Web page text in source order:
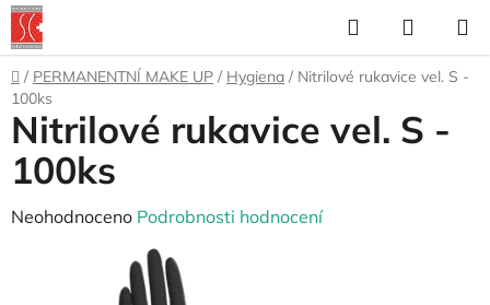
Přejít
na
obsah
Hledat
KOŠÍK
Domů
/ PERMANENTNÍ MAKE UP / Hygiena / Nitrilové rukavice vel. S -
100ks
Nitrilové rukavice vel. S -
100ks
Průměrné
Neohodnoceno Podrobnosti hodnocení